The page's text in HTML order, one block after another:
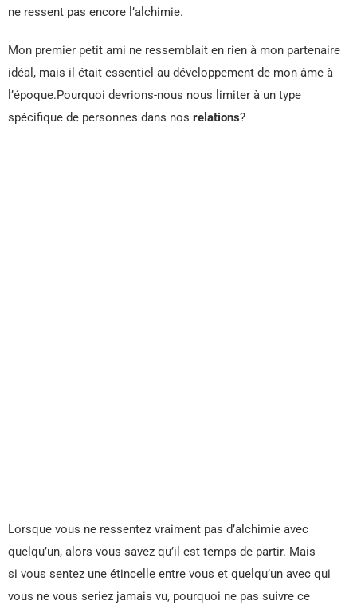
ne ressent pas encore l’alchimie.
Mon premier petit ami ne ressemblait en rien à mon partenaire
idéal, mais il était essentiel au développement de mon âme à
l’époque.Pourquoi devrions-nous nous limiter à un type
spécifique de personnes dans nos relations?
Lorsque vous ne ressentez vraiment pas d’alchimie avec
quelqu’un, alors vous savez qu’il est temps de partir. Mais
si vous sentez une étincelle entre vous et quelqu’un avec qui
vous ne vous seriez jamais vu, pourquoi ne pas suivre ce